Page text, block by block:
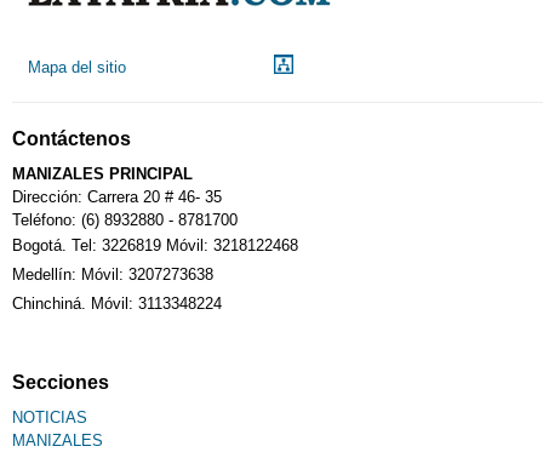
Mapa del sitio
Contáctenos
MANIZALES PRINCIPAL
Dirección: Carrera 20 # 46- 35
Teléfono: (6) 8932880 - 8781700
Bogotá. Tel: 3226819 Móvil: 3218122468
Medellín: Móvil: 3207273638
Chinchiná. Móvil: 3113348224
Secciones
NOTICIAS
MANIZALES